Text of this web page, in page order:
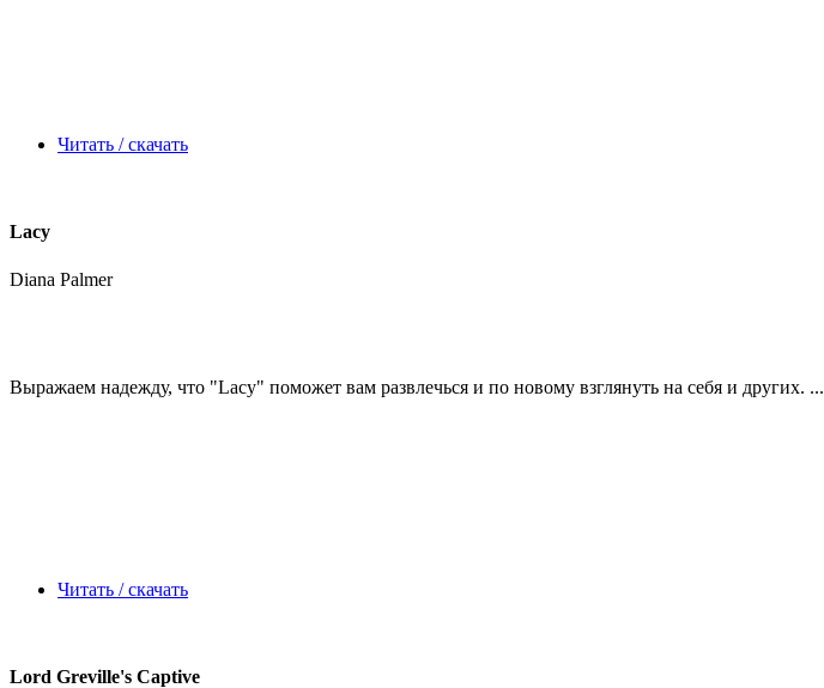
Читать / скачать
Lacy
Diana Palmer
Выражаем надежду, что "Lacy" поможет вам развлечься и по новому взглянуть на себя и других. ...
Читать / скачать
Lord Greville's Captive